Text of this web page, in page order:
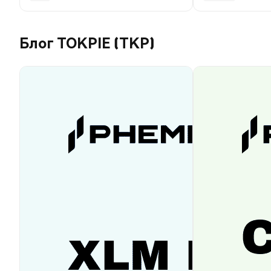
Блог TOKPIE (TKP)